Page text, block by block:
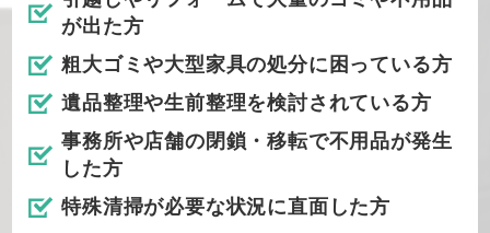
が出た方
粗大ゴミや大型家具の処分に困っている方
遺品整理や生前整理を検討されている方
事務所や店舗の閉鎖・移転で不用品が発生
した方
特殊清掃が必要な状況に直面した方